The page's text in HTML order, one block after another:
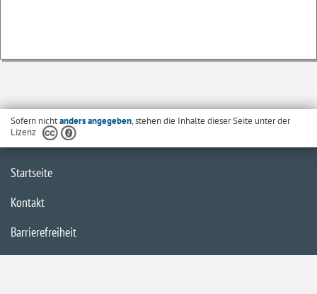
Sofern nichtanders angegeben, stehen die Inhalte dieser Seite unter der
Lizenz
Startseite
Kontakt
Barrierefreiheit